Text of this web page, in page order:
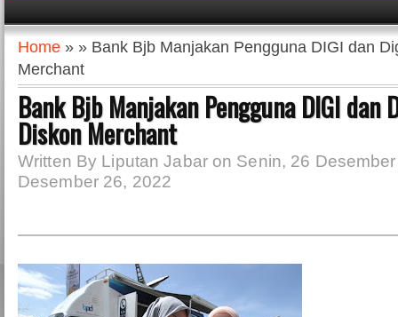
Headlines News :
Home » » Bank Bjb Manjakan Pengguna DIGI dan
Merchant
Bank Bjb Manjakan Pengguna DIGI dan
Diskon Merchant
Written By Liputan Jabar on Senin, 26
Desember 26, 2022